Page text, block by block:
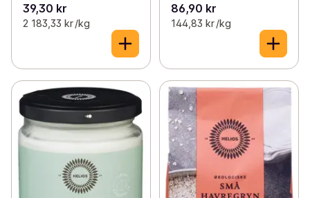
39,30 kr
2 183,33 kr /kg
86,90 kr
144,83 kr /kg